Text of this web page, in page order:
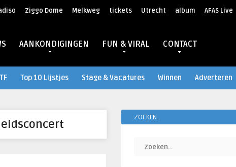
Ziggo Dome Melkweg tickets Utrecht album AFAS Live
AANKONDIGINGEN FUN & VIRAL CONTACT
Top 10 Lijstjes Stage & Vacatures Winnen Adverteren
ZOEKEN..